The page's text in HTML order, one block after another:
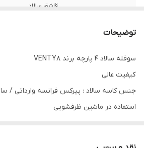
قاشق سالاد
کیفیت
محصول به طور کامل
فوق العاده عالی
توضیحات
سوفله سالاد ۴ پارچه برند VENTY8
کیفیت عالی
استفاده در ماشین ظرفشویی